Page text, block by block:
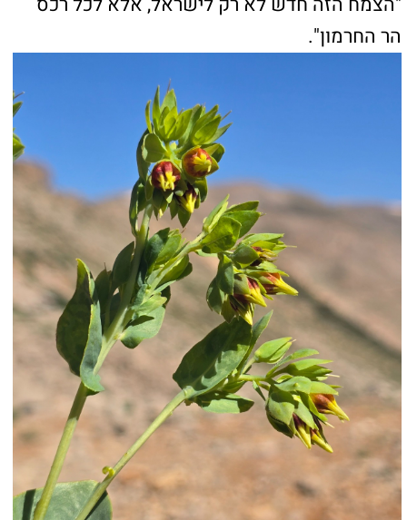
הגבול וחזית הלחימה. ברשות הטבע והגנים
האחרונות, ספגה השמורה פגיעות נרחבות, הן בשל
ירי ארטילרי והן בשל נוכחות צבאית בשטח.
בחודשים האחרונים ועם פינוי המפגעים שהושארו
בשמורה, מבצעים צוותי האקולוגיה ברשות עבודות
מחקר רבות על מנת לראות כיצד השפיעה
המלחמה על השמורה הייחודית.
ד"ר עמית דולב, אקולוג מחוז בצפון ברשות הטבע
והגנים, שמח לספר כי למרות ההפרות הרבות
שהתרחשו בשטח, הטבע יודע לשקם עצמו היטב.
ד"ר דולב: "אנו דוגמים שטחים אשר הופרו או נפגעו
בזמן הלחימה ושטחים הסמוכים להם עם מפרט
אקולוגי דומה כדי לבחון עם השטח מצליח לחזור
לקדמותו. משמח לראות כי ברגע שהמפגעים יצאו